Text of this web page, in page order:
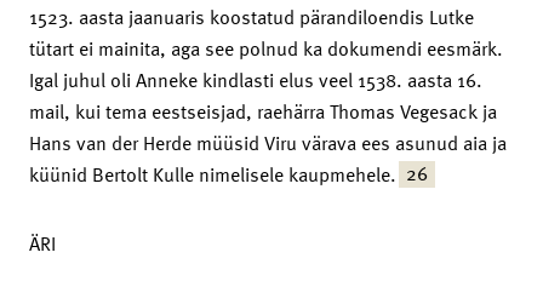
1523. aasta jaanuaris koostatud pärandiloendis Lutke
tütart ei mainita, aga see polnud ka dokumendi eesmärk.
Igal juhul oli Anneke kindlasti elus veel 1538. aasta 16.
mail, kui tema eestseisjad, raehärra Thomas Vegesack ja
Hans van der Herde müüsid Viru värava ees asunud aia ja
küünid Bertolt Kulle nimelisele kaupmehele. 26
ÄRI